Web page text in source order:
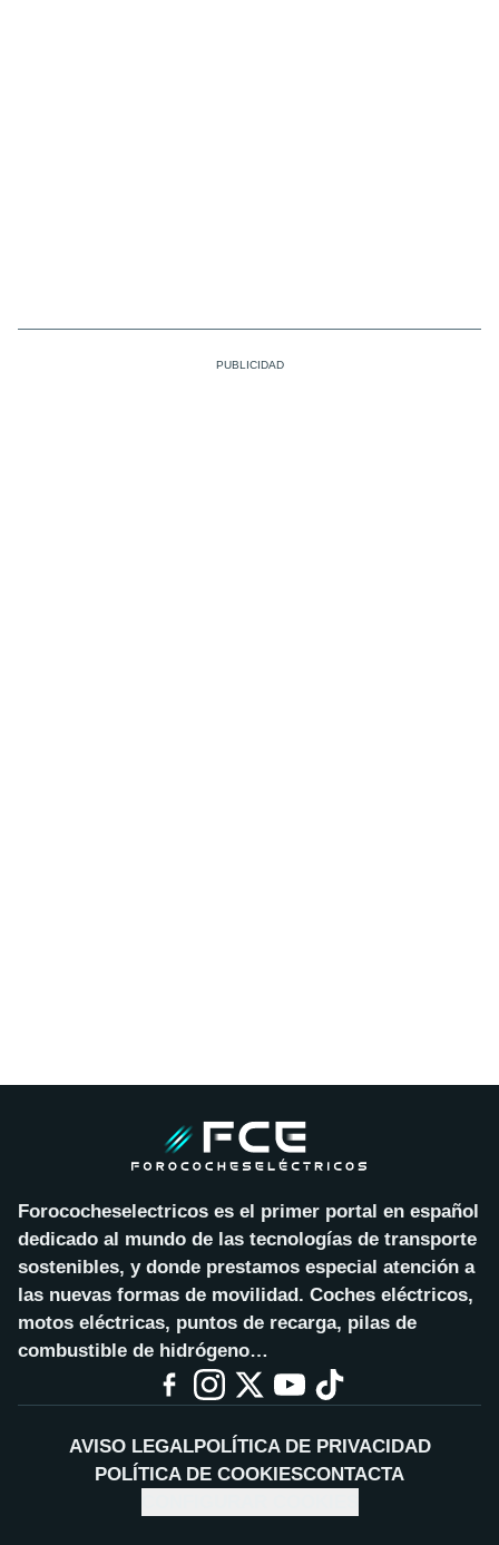
Forococheselectricos es el primer portal en español
dedicado al mundo de las tecnologías de transporte
sostenibles, y donde prestamos especial atención a
las nuevas formas de movilidad. Coches eléctricos,
motos eléctricas, puntos de recarga, pilas de
combustible de hidrógeno…
AVISO LEGALPOLÍTICA DE PRIVACIDAD
POLÍTICA DE COOKIESCONTACTA